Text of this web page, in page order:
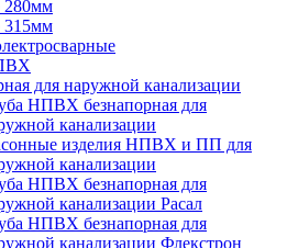
280мм
315мм
для наружной канализации
НПВХ безнапорная для
канализации
изделия НПВХ и ПП для
канализации
НПВХ безнапорная для
канализации Расал
НПВХ безнапорная для
канализации Флекстрон